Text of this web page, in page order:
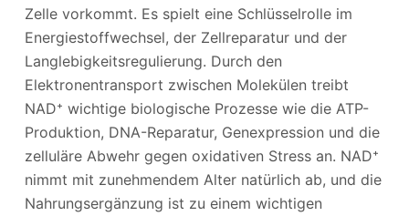
Zelle vorkommt. Es spielt eine Schlüsselrolle im
Energiestoffwechsel, der Zellreparatur und der
Langlebigkeitsregulierung. Durch den
Elektronentransport zwischen Molekülen treibt
NAD⁺ wichtige biologische Prozesse wie die ATP-
Produktion, DNA-Reparatur, Genexpression und die
zelluläre Abwehr gegen oxidativen Stress an. NAD⁺
nimmt mit zunehmendem Alter natürlich ab, und die
Nahrungsergänzung ist zu einem wichtigen